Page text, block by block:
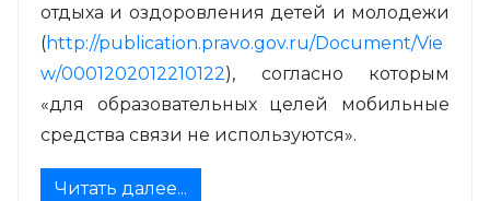
отдыха и оздоровления детей и молодежи
(http://publication.pravo.gov.ru/Document/Vie
w/0001202012210122), согласно которым
«для образовательных целей мобильные
средства связи не используются».
Читать далее...